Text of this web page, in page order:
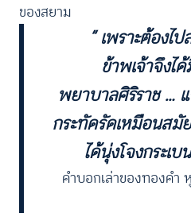
ของสยาม
“ เพราะต้องไ
ข้าพเจ้าจึงไ
พยาบาลศิริราช …
กระทัดรัดเหมือนสมั
ได้นุ่งโจงกระเ
คำบอกเล่าของทองคำ